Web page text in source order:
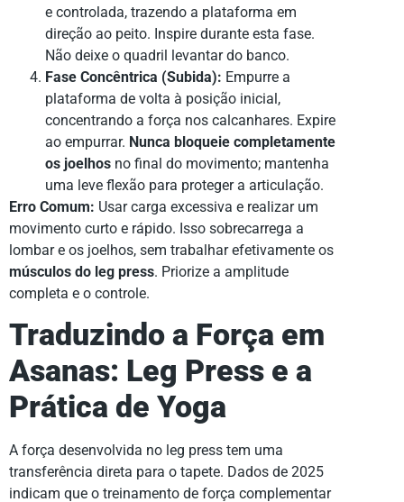
e controlada, trazendo a plataforma em
direção ao peito. Inspire durante esta fase.
Não deixe o quadril levantar do banco.
Fase Concêntrica (Subida): Empurre a
plataforma de volta à posição inicial,
concentrando a força nos calcanhares. Expire
ao empurrar. Nunca bloqueie completamente
os joelhos no final do movimento; mantenha
uma leve flexão para proteger a articulação.
Erro Comum: Usar carga excessiva e realizar um
movimento curto e rápido. Isso sobrecarrega a
lombar e os joelhos, sem trabalhar efetivamente os
músculos do leg press. Priorize a amplitude
completa e o controle.
Traduzindo a Força em
Asanas: Leg Press e a
Prática de Yoga
A força desenvolvida no leg press tem uma
transferência direta para o tapete. Dados de 2025
indicam que o treinamento de força complementar